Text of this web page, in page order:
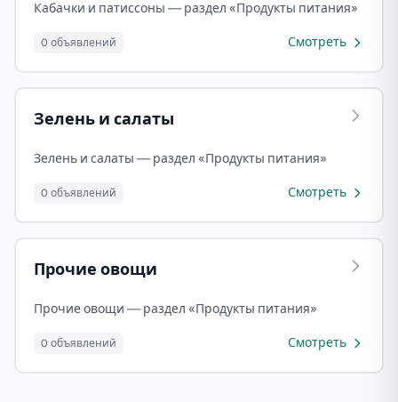
Кабачки и патиссоны — раздел «Продукты питания»
0 объявлений Смотреть
Зелень и салаты
Зелень и салаты — раздел «Продукты питания»
0 объявлений Смотреть
Прочие овощи
Прочие овощи — раздел «Продукты питания»
0 объявлений Смотреть